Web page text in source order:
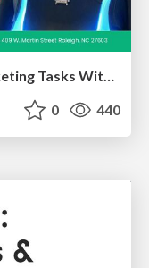
Kristin Tynski - Automating Marketing Tasks With AI
0 440